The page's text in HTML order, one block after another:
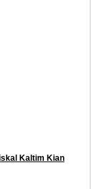
Kaltim Kian